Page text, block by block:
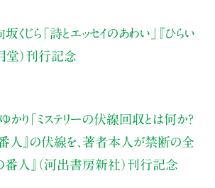
くじら 「詩とエッセイのあわい」
『ひらい
堂）刊行記念
かり 「ミステリーの伏線回収とは何か？
』の伏線を、著者本人が禁断の全
番人』（河出書房新社）刊行記念